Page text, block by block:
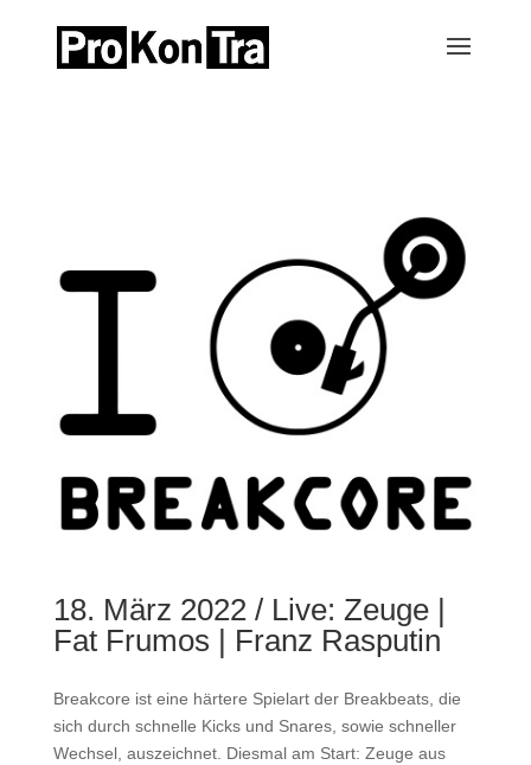
18. März 2022 / Live: Zeuge |
Fat Frumos | Franz Rasputin
Breakcore ist eine härtere Spielart der Breakbeats, die
sich durch schnelle Kicks und Snares, sowie schneller
Wechsel, auszeichnet. Diesmal am Start: Zeuge aus